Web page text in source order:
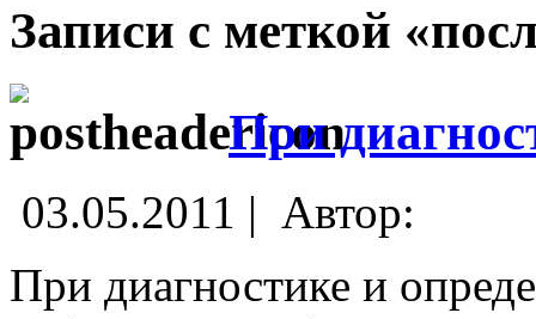
Записи с меткой
При
03.05.2011 | Автор:
При диагностике и